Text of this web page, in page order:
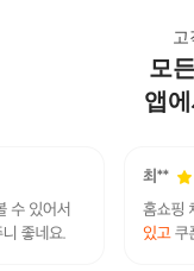
모
앱
삼성
환필터
28,000
국내